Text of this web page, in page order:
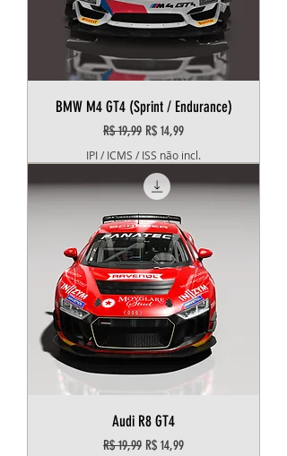
BMW M4 GT4 (Sprint / Endurance)
Preço normal
R$ 19,99 Preço promocional
R$ 14,99
IPI / ICMS / ISS não incl.
Audi R8 GT4
Preço normal
R$ 19,99 Preço promocional
R$ 14,99